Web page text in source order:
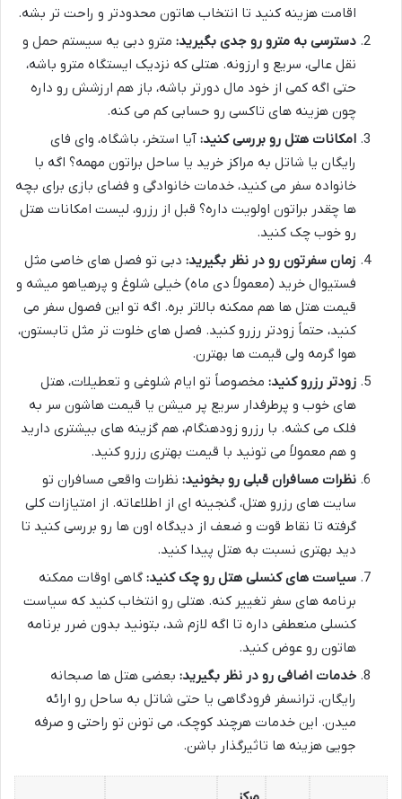
اقامت هزینه کنید تا انتخاب هاتون محدودتر و راحت تر بشه.
دسترسی به مترو رو جدی بگیرید: مترو دبی یه سیستم حمل و
نقل عالی، سریع و ارزونه. هتلی که نزدیک ایستگاه مترو باشه،
حتی اگه کمی از خود مال دورتر باشه، باز هم ارزشش رو داره
چون هزینه های تاکسی رو حسابی کم می کنه.
امکانات هتل رو بررسی کنید: آیا استخر، باشگاه، وای فای
رایگان یا شاتل به مراکز خرید یا ساحل براتون مهمه؟ اگه با
خانواده سفر می کنید، خدمات خانوادگی و فضای بازی برای بچه
ها چقدر براتون اولویت داره؟ قبل از رزرو، لیست امکانات هتل
رو خوب چک کنید.
زمان سفرتون رو در نظر بگیرید: دبی تو فصل های خاصی مثل
فستیوال خرید (معمولاً دی ماه) خیلی شلوغ و پرهیاهو میشه و
قیمت هتل ها هم ممکنه بالاتر بره. اگه تو این فصول سفر می
کنید، حتماً زودتر رزرو کنید. فصل های خلوت تر مثل تابستون،
هوا گرمه ولی قیمت ها بهترن.
زودتر رزرو کنید: مخصوصاً تو ایام شلوغی و تعطیلات، هتل
های خوب و پرطرفدار سریع پر میشن یا قیمت هاشون سر به
فلک می کشه. با رزرو زودهنگام، هم گزینه های بیشتری دارید
و هم معمولاً می تونید با قیمت بهتری رزرو کنید.
نظرات مسافران قبلی رو بخونید: نظرات واقعی مسافران تو
سایت های رزرو هتل، گنجینه ای از اطلاعاته. از امتیازات کلی
گرفته تا نقاط قوت و ضعف از دیدگاه اون ها رو بررسی کنید تا
دید بهتری نسبت به هتل پیدا کنید.
سیاست های کنسلی هتل رو چک کنید: گاهی اوقات ممکنه
برنامه های سفر تغییر کنه. هتلی رو انتخاب کنید که سیاست
کنسلی منعطفی داره تا اگه لازم شد، بتونید بدون ضرر برنامه
هاتون رو عوض کنید.
خدمات اضافی رو در نظر بگیرید: بعضی هتل ها صبحانه
رایگان، ترانسفر فرودگاهی یا حتی شاتل به ساحل رو ارائه
میدن. این خدمات هرچند کوچک، می تونن تو راحتی و صرفه
جویی هزینه ها تاثیرگذار باشن.